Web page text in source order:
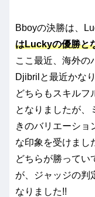
Bboyの決勝は、
はLuckyの優勝と
ここ最近、海外の
Djibrilと最近かな
どちらもスキルフ
となりましたが、
きのバリエーショ
な印象を受けまし
どちらが勝ってい
が、ジャッジの判
なりました!!